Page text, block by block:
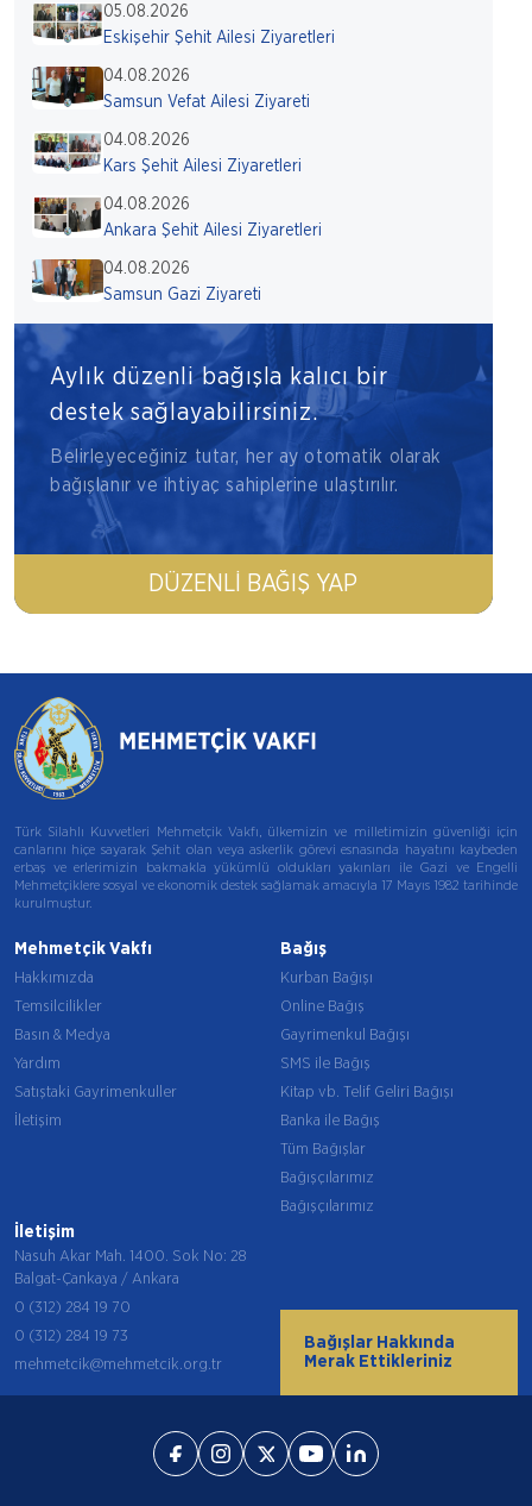
05.08.2026
Eskişehir Şehit Ailesi Ziyaretleri
04.08.2026
Samsun Vefat Ailesi Ziyareti
04.08.2026
Kars Şehit Ailesi Ziyaretleri
04.08.2026
Ankara Şehit Ailesi Ziyaretleri
04.08.2026
Samsun Gazi Ziyareti
Aylık düzenli bağışla kalıcı bir
destek sağlayabilirsiniz.
Belirleyeceğiniz tutar, her ay otomatik olarak
bağışlanır ve ihtiyaç sahiplerine ulaştırılır.
DÜZENLI BAĞIŞ YAP
Türk Silahlı Kuvvetleri Mehmetçik Vakfı, ülkemizin ve milletimizin güvenliği için
canlarını hiçe sayarak Şehit olan veya askerlik görevi esnasında hayatını kaybeden
erbaş ve erlerimizin bakmakla yükümlü oldukları yakınları ile Gazi ve Engelli
Mehmetçiklere sosyal ve ekonomik destek sağlamak amacıyla 17 Mayıs 1982 tarihinde
kurulmuştur.
Mehmetçik Vakfı
Hakkımızda
Temsilcilikler
Basın & Medya
Yardım
Satıştaki Gayrimenkuller
İletişim
Bağış
Kurban Bağışı
Online Bağış
Gayrimenkul Bağışı
SMS ile Bağış
Kitap vb. Telif Geliri Bağışı
Banka ile Bağış
Tüm Bağışlar
Bağışçılarımız
Bağışçılarımız
İletişim
Nasuh Akar Mah. 1400. Sok No: 28
Balgat-Çankaya / Ankara
0 (312) 284 19 70
0 (312) 284 19 73
mehmetcik@mehmetcik.org.tr
Bağışlar Hakkında
Merak Ettikleriniz